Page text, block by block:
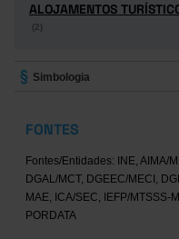
ALOJAMENTOS
(2)
ALOJAMENTOS
(2)
Simbologia
FONTES
Fontes/Entidades: INE, AIMA/
DGAL/MCT, DGEEC/MECI,
MAE, ICA/SEC, IEFP/MTSSS-
PORDATA